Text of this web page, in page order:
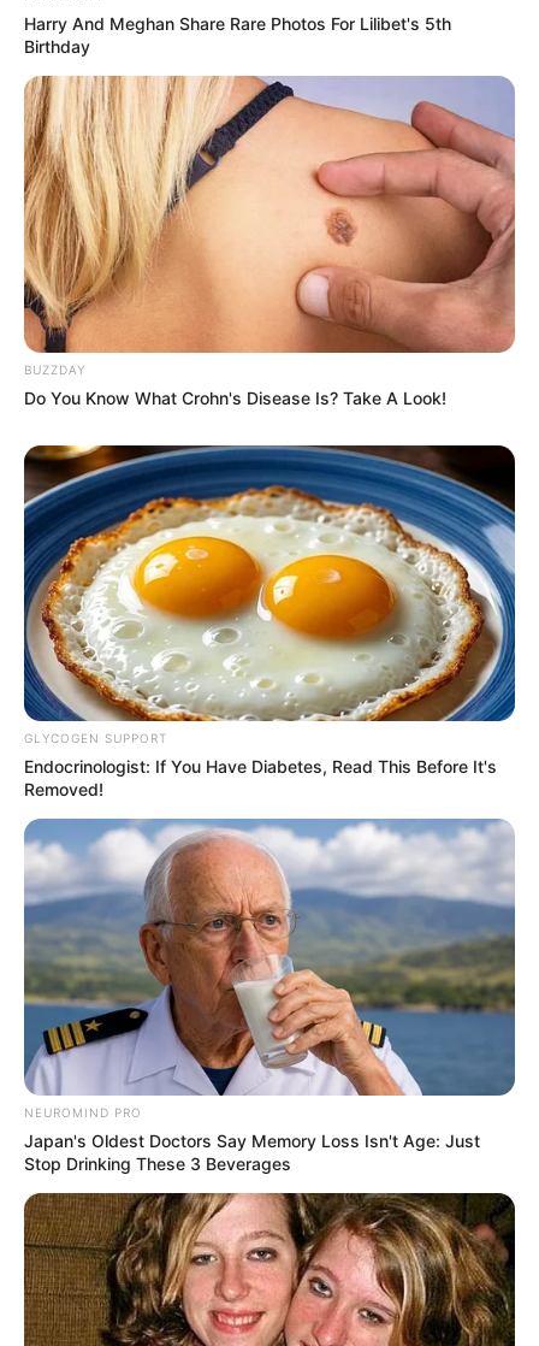
LIHAT ARTIKEL LAINNYA
Nyimas Ratu Rafa Shenina Cinnamon
Megan Domani
Salshabilla Adriani Cut Syifa
TULIS KOMENTAR
Alamat email Anda tidak akan dipublikasikan. Ruas yang wajib ditandai*
Harry And Meghan Share Rare Photos For Lilibet's 5th
Birthday
BUZZDAY
Do You Know What Crohn's Disease Is? Take A Look!
GLYCOGEN SUPPORT
Endocrinologist: If You Have Diabetes, Read This Before It's
Removed!
NEUROMIND PRO
Japan's Oldest Doctors Say Memory Loss Isn't Age: Just
Stop Drinking These 3 Beverages